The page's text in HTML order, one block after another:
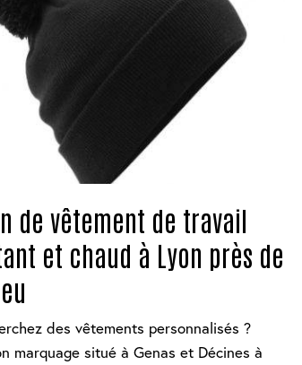
de vêtement de travail
et chaud à Lyon près de
des vêtements personnalisés ?
marquage situé à Genas et Décines à